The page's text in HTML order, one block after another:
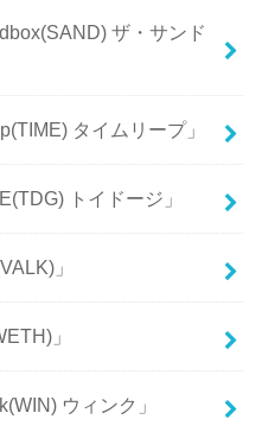
ザ・サンド
タイムリープ」
トイドージ」
」
」
ウィンク」